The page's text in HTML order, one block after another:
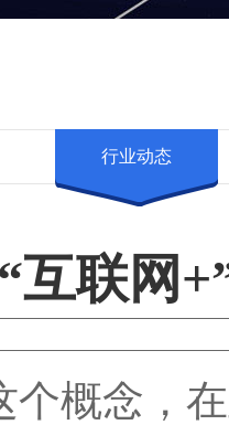
行业动态
“互联网
概念，